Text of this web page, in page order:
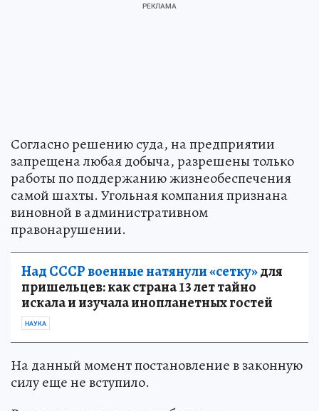
Согласно решению суда, на предприятии
запрещена любая добыча, разрешены только
работы по поддержанию жизнеобеспечения
самой шахты. Угольная компания признана
виновной в административном
правонарушении.
Над СССР военные натянули «сетку»для
пришельцев: как страна 13 лет тайно
искала и изучала инопланетных гостей
НАУКА
На данный момент постановление в законную
силу еще не вступило.